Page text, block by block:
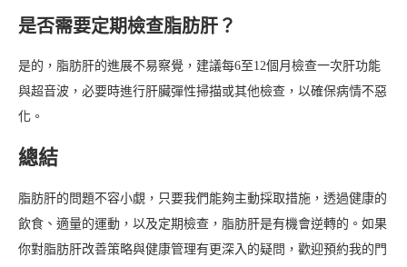
是否需要定期檢查脂肪肝？
是的，脂肪肝的進展不易察覺，建議每6至12個月檢查一次肝功能
與超音波，必要時進行肝臟彈性掃描或其他檢查，以確保病情不惡
化。
總結
脂肪肝的問題不容小覷，只要我們能夠主動採取措施，透過健康的
飲食、適量的運動，以及定期檢查，脂肪肝是有機會逆轉的。如果
你對脂肪肝改善策略與健康管理有更深入的疑問，歡迎預約我的門